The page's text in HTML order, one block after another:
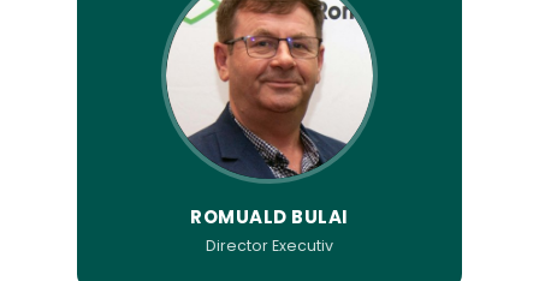
ROMUALD BULAI
Director Executiv